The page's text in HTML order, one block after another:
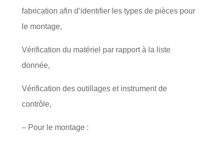
fabrication afin d’identifier les types de pièces pour
le montage,
Vérification du matériel par rapport à la liste
donnée,
Vérification des outillages et instrument de
contrôle,
– Pour le montage :